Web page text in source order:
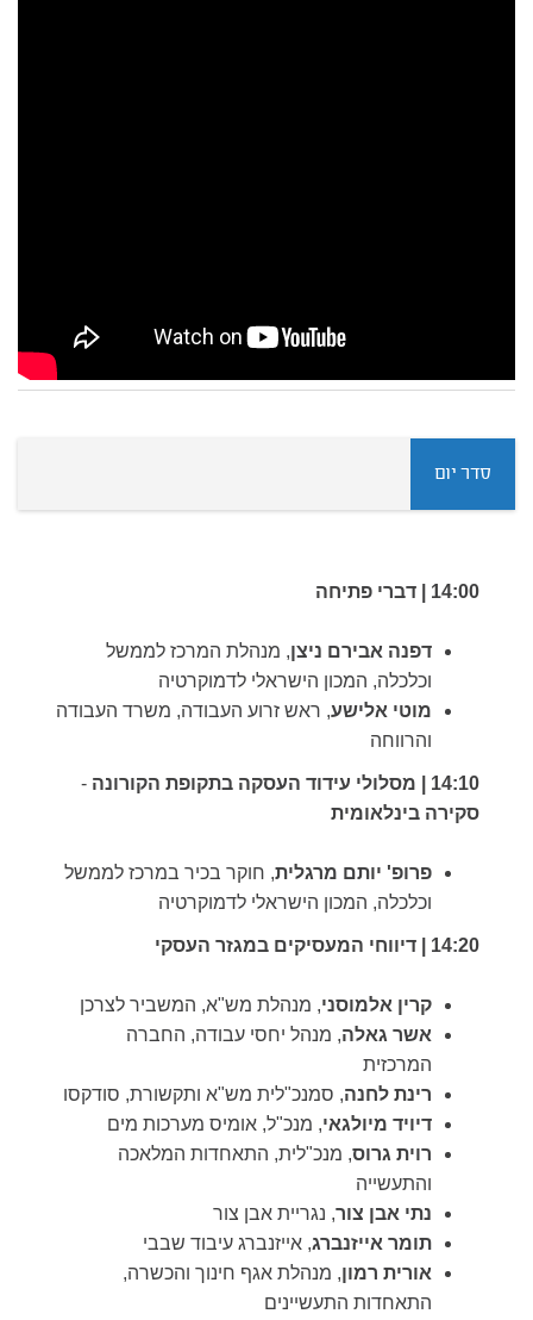
סדר יום
14:00 | דברי פתיחה
דפנה אבירם ניצן, מנהלת המרכז לממשל
וכלכלה, המכון הישראלי לדמוקרטיה
מוטי אלישע, ראש זרוע העבודה, משרד העבודה
והרווחה
14:10 | מסלולי עידוד העסקה בתקופת הקורונה -
סקירה בינלאומית
פרופ' יותם מרגלית, חוקר בכיר במרכז לממשל
וכלכלה, המכון הישראלי לדמוקרטיה
14:20 | דיווחי המעסיקים במגזר העסקי
קרין אלמוסני, מנהלת מש"א, המשביר לצרכן
אשר גאלה, מנהל יחסי עבודה, החברה
המרכזית
רינת לחנה, סמנכ"לית מש"א ותקשורת, סודקסו
דיויד מיולגאי, מנכ"ל, אומיס מערכות מים
רוית גרוס, מנכ"לית, התאחדות המלאכה
והתעשייה
נתי אבן צור, נגריית אבן צור
תומר אייזנברג, אייזנברג עיבוד שבבי
אורית רמון, מנהלת אגף חינוך והכשרה,
התאחדות התעשיינים